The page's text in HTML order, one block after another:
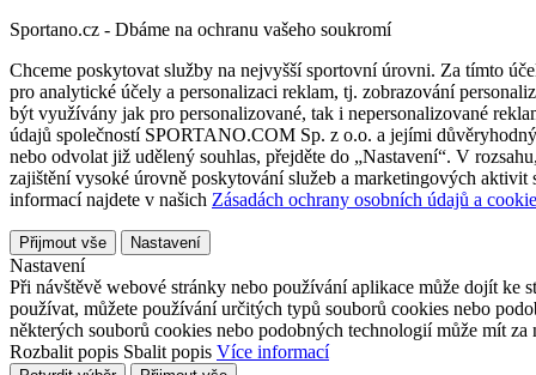
Sportano.cz - Dbáme na ochranu vašeho soukromí
Chceme poskytovat služby na nejvyšší sportovní úrovni. Za tímto
pro analytické účely a personalizaci reklam, tj. zobrazování
být využívány jak pro personalizované, tak i nepersonalizované
údajů společností SPORTANO.COM Sp. z o.o. a jejími
nebo odvolat již udělený souhlas, přejděte do „Nastavení“. V
zajištění vysoké úrovně poskytování služeb a marketingových
informací najdete v našich Zásadách ochrany osobních údajů a
Přijmout vše Nastavení
Nastavení
Při návštěvě webové stránky nebo používání aplikace může dojít ke
používat, můžete používání určitých typů souborů cookies nebo
některých souborů cookies nebo podobných technologií může mít
Rozbalit popis Sbalit popis Více informací